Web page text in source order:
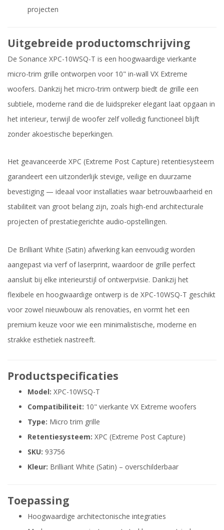
projecten
Uitgebreide productomschrijving
De Sonance XPC-10WSQ-T is een hoogwaardige vierkante
micro-trim grille ontworpen voor 10" in-wall VX Extreme
woofers. Dankzij het micro-trim ontwerp biedt de grille een
subtiele, moderne rand die de luidspreker elegant laat opgaan in
het interieur, terwijl de woofer zelf volledig functioneel blijft
zonder akoestische beperkingen.
Het geavanceerde XPC (Extreme Post Capture) retentiesysteem
garandeert een uitzonderlijk stevige, veilige en duurzame
bevestiging — ideaal voor installaties waar betrouwbaarheid en
stabiliteit van groot belang zijn, zoals high-end architecturale
projecten of prestatiegerichte audio-opstellingen.
De Brilliant White (Satin) afwerking kan eenvoudig worden
aangepast via verf of laserprint, waardoor de grille perfect
aansluit bij elke interieurstijl of ontwerpvisie. Dankzij het
flexibele en hoogwaardige ontwerp is de XPC-10WSQ-T geschikt
voor zowel nieuwbouw als renovaties, en vormt het een
premium keuze voor wie een minimalistische, moderne en
strakke esthetiek nastreeft.
Productspecificaties
Model: XPC-10WSQ-T
Compatibiliteit: 10" vierkante VX Extreme woofers
Type: Micro trim grille
Retentiesysteem: XPC (Extreme Post Capture)
SKU: 93756
Kleur: Brilliant White (Satin) – overschilderbaar
Toepassing
Hoogwaardige architectonische integraties